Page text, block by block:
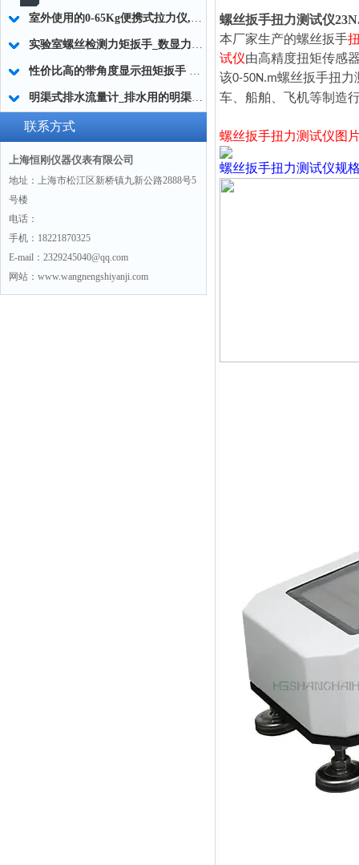
室外使用的0-65Kg便携式拉力仪,便携式拉力仪室外
实验室螺丝检测力矩扳手_数显力矩扳手检测实验室螺丝
性价比高的带角度显示扭矩扳手 扭矩角度复合控制扭矩扳手
明渠式排水流量计_排水用的明渠式流量计什么品牌好
联系方式
上海恒刚仪器仪表有限公司
地址：上海市松江区新桥镇九新公路2888号5
号楼
电话：
手机：18221870325
E-mail：2329245040@qq.com
网站：www.wangnengshiyanji.com
螺丝扳手扭力测试仪
本厂家生产的螺丝扳手
试仪由高精度扭矩传感
该0-50N.m螺丝扳手扭力
车、船舶、飞机等制造
螺丝扳手扭力测试仪图
螺丝扳手扭力测试仪规